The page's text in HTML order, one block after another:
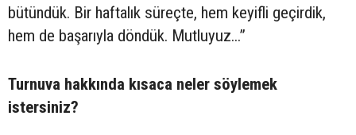
bütündük. Bir haftalık süreçte, hem keyifli geçirdik,
hem de başarıyla döndük. Mutluyuz...”
Turnuva hakkında kısaca neler söylemek
istersiniz?